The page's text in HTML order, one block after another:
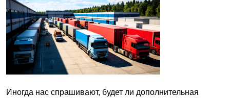
Иногда нас спрашивают, будет ли дополнительная